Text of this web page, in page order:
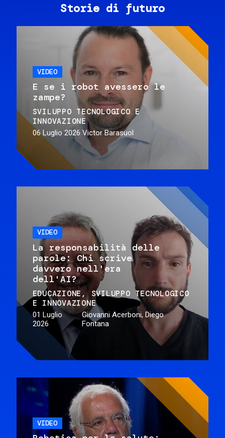
Storie di futuro
VIDEO
E se i robot avessero le
zampe?
SVILUPPO TECNOLOGICO E
INNOVAZIONE
06 Luglio 2026 Victor Barasuol
VIDEO
La responsabilità delle
parole: Chi scrive
davvero nell'era
dell'AI?
EDUCAZIONE
SVILUPPO TECNOLOGICO
E INNOVAZIONE
01 Luglio
2026
Giovanni Acerboni, Diego
Fontana
VIDEO